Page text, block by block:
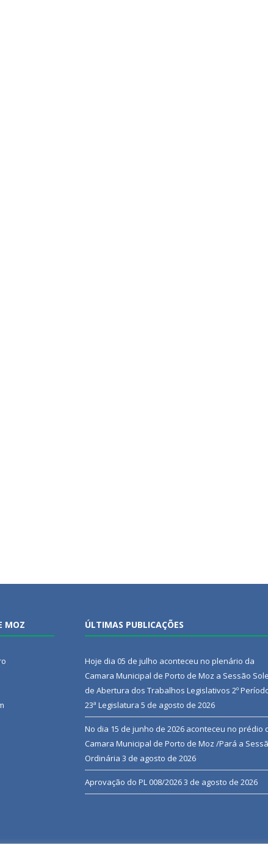
MOZ ÚLTIMAS PUBLICAÇÕES
Hoje dia 05 de julho aconteceu no plenário da
Camara Municipal de Porto de Moz a Sessão
de Abertura dos Trabalhos Legislativos 2º
23ª Legislatura 5 de agosto de 2026
No dia 15 de junho de 2026 aconteceu no prédio
Camara Municipal de Porto de Moz /Pará a
Ordinária 3 de agosto de 2026
Aprovação do PL 008/20263 de agosto de 2026